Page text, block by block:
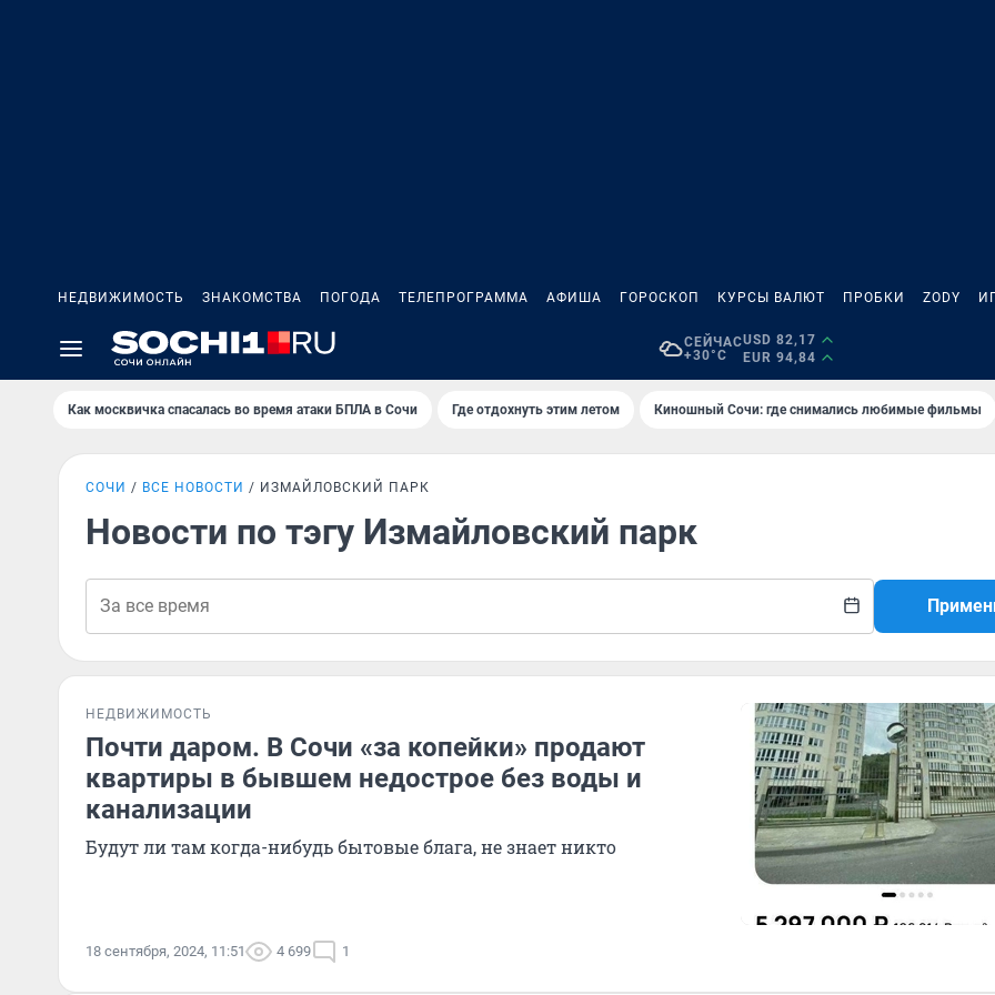
НЕДВИЖИМОСТЬ ЗНАКОМСТВА ПОГОДА ТЕЛЕПРОГРАММА АФИША ГОРОСКОП КУРСЫ ВАЛЮТ ПРОБКИ ZODY
СЕЙЧАС
+30°C
USD 82,17
EUR 94,84
Как москвичка спасалась во время атаки БПЛА в Сочи Где отдохнуть этим летом Киношный Сочи: где снимались любимые фильмы
СОЧИ ВСЕ НОВОСТИ ИЗМАЙЛОВСКИЙ ПАРК
Новости по тэгу Измайловский парк
НЕДВИЖИМОСТЬ
Почти даром. В Сочи «за копейки» продают
квартиры в бывшем недострое без воды и
канализации
Будут ли там когда-нибудь бытовые блага, не знает никто
18 сентября, 2024, 11:51 4 699 1